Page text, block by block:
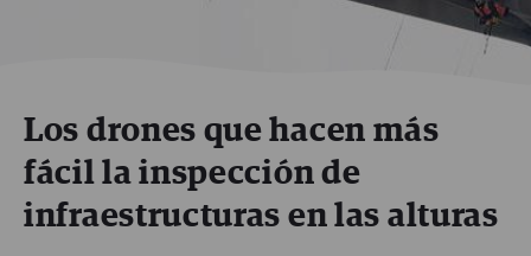
Los drones que hacen más
fácil la inspección de
infraestructuras en las alturas